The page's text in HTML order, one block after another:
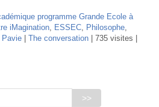
programme Grande Ecole à
iMagination, ESSEC, Philosophe,
Pavie The conversation
735 visites